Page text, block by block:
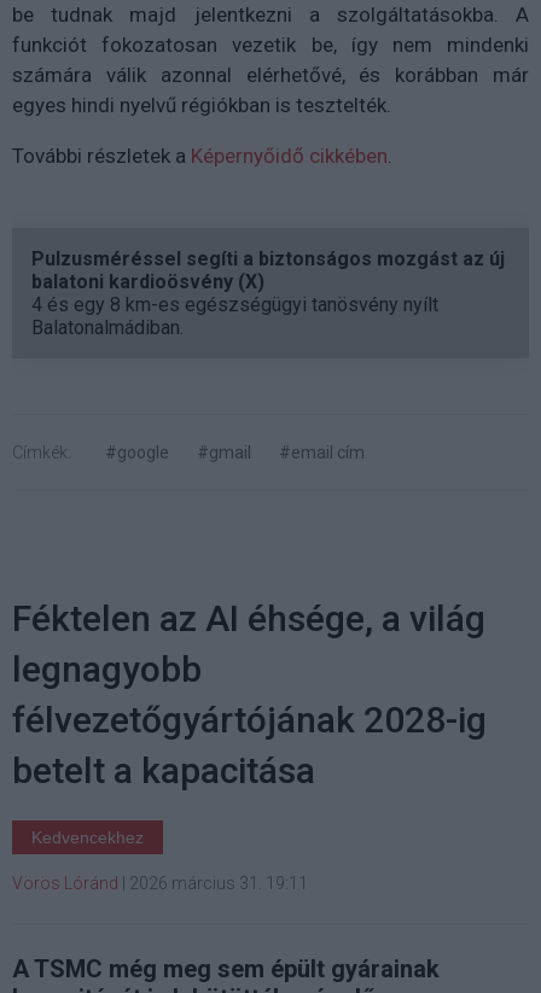
be tudnak majd jelentkezni a szolgáltatásokba. A
funkciót fokozatosan vezetik be, így nem mindenki
számára válik azonnal elérhetővé, és korábban már
egyes hindi nyelvű régiókban is tesztelték.
További részletek a Képernyőidő cikkében
Pulzusméréssel segíti a biztonságos mozgást az új
balatoni kardioösvény (X)
4 és egy 8 km-es egészségügyi tanösvény nyílt
Balatonalmádiban.
Címkék: #google #gmail #email cím
Féktelen az AI éhsége, a világ
legnagyobb
félvezetőgyártójának 2028-ig
betelt a kapacitása
Kedvencekhez
Vörös Lóránd 2026 március 31. 19:11
A TSMC még meg sem épült gyárainak